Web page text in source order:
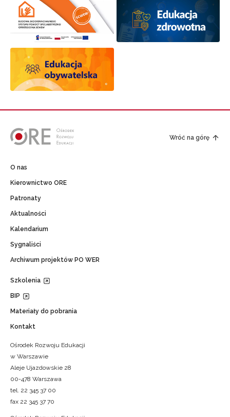
Wróć na górę
O nas
Kierownictwo ORE
Patronaty
Aktualności
Kalendarium
Sygnaliści
Archiwum projektów PO WER
Szkolenia
BIP
Materiały do pobrania
Kontakt
Ośrodek Rozwoju Edukacji
w Warszawie
Aleje Ujazdowskie 28
00-478 Warszawa
tel. 22 345 37 00
fax 22 345 37 70